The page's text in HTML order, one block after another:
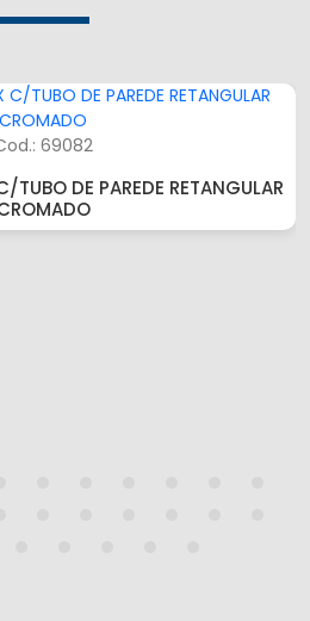
69082
TUBO DE PAREDE RETANGULAR